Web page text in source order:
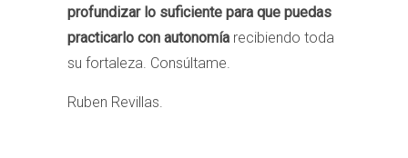
profundizar lo suficiente para que puedas
practicarlo con autonomía recibiendo toda
su fortaleza. Consúltame.
Ruben Revillas.